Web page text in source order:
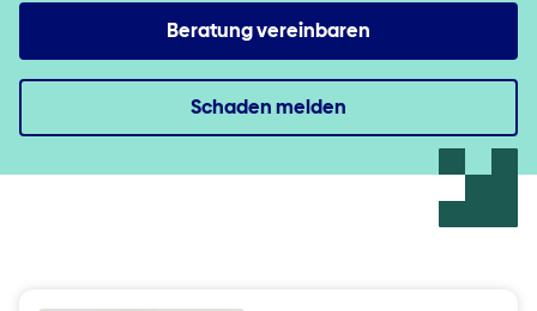
Beratung vereinbaren
Schaden melden